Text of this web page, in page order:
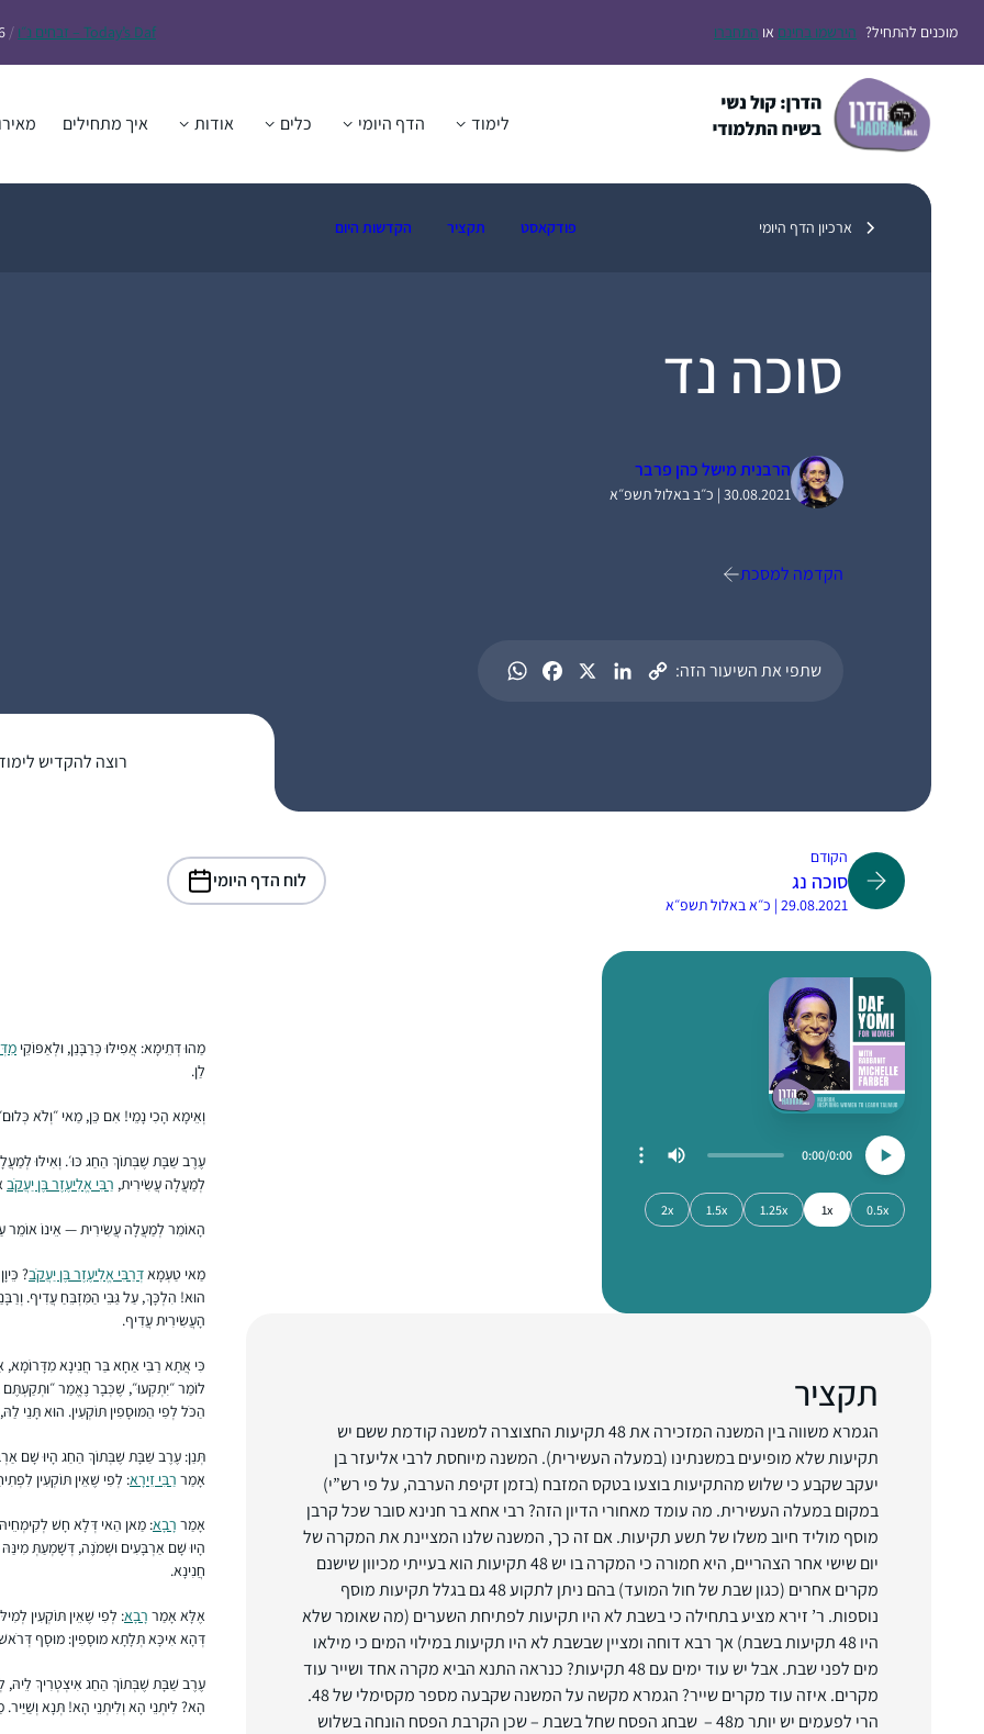
לתוכןמוכנים להתחיל? הירשמו בחינם או התחברו Today’s Daf – זבחים נ״ו /
לימוד הדף היומי כלים אודות איך מתחילים
ארכיון הדף היומי פודקאסט תקציר הקדשות היום
סוכה נד
הרבנית מישל כהן פרבר
30.08.2021 | כ״ב באלול תשפ״א
הקדמה למסכת
שתפי את השיעור הזה:
רוצה להקדיש
הקודם
סוכה נג
29.08.2021 | כ״א באלול תשפ״א
לוח הדף היומי
0:00
0:00
0.5x
1x
1.25x
1.5x
2x
תקציר
הגמרא משווה בין המשנה המזכירה את 48 תקיעות החצוצרה למשנה קודמת ששם יש
תקיעות שלא מופיעים במשנתינו (במעלה העשירית). המשנה מיוחסת לרבי אליעזר בן
יעקב שקבע כי שלוש מהתקיעות בוצעו בטקס המזבח (בזמן זקיפת הערבה, על פי רש”י)
במקום במעלה העשירית. מה עומד מאחורי הדיון הזה? רבי אחא בר חנינא סובר שכל קרבן
מוסף מוליד חיוב משלו של תשע תקיעות. אם זה כך, המשנה שלנו המציינת את המקרה של
יום שישי אחר הצהריים, היא חמורה כי המקרה בו יש 48 תקיעות הוא בעייתי מכיוון שישנם
מקרים אחרים (כגון שבת של חול המועד) בהם ניתן לתקוע 48 גם בגלל תקיעות מוסף
נוספות. ר’ זירא מציע בתחילה כי בשבת לא היו תקיעות לפתיחת השערים (מה שאומר שלא
היו 48 תקיעות בשבת) אך רבא דוחה ומציין שבשבת לא היו תקיעות במילוי המים כי מילאו
מים לפני שבת. אבל יש עוד ימים עם 48 תקיעות? כנראה התנא הביא מקרה אחד ושייר עוד
מקרים. איזה עוד מקרים שייר? הגמרא מקשה על המשנה שקבעה מספר מקסימלי של 48.
הרי לפעמים יש יותר מ48 – שבחג הפסח שחל בשבת – שכן הקרבת הפסח הונחה בשלוש
מַהוּ דְּתֵימָא: אֲפִילּוּ כְּרַבָּנַן, וּלְאַפּוֹקֵי
לַן.
וְאֵימָא הָכִי נָמֵי! אִם כֵּן, מַאי ״וְלֹא
עֶרֶב שַׁבָּת שֶׁבְּתוֹךְ הַחַג כּוּ׳. וְאִילּוּ
לְמַעֲלָה עֲשִׂירִית, רַבִּי אֱלִיעֶזֶר בֶּן יַעֲקֹב
הָאוֹמֵר לְמַעֲלָה עֲשִׂירִית — אֵינוֹ אוֹמֵר
מַאי טַעְמָאדְּרַבִּי אֱלִיעֶזֶר בֶּן יַעֲקֹב?
הוּא! הִלְכָּךְ, עַל גַּבֵּי הַמִּזְבֵּחַ עֲדִיף.
הָעֲשִׂירִית עֲדִיף.
כִּי אֲתָא רַבִּי אַחָא בַּר חֲנִינָא מִדָּרוֹמָא,
לוֹמַר ״יִתְקְעוּ״, שֶׁכְּבָר נֶאֱמַר ״וּתְקַעְתֶּם
הַכֹּל לְפִי הַמּוּסָפִין תּוֹקְעִין. הוּא תָּנֵי
תְּנַן: עֶרֶב שַׁבָּת שֶׁבְּתוֹךְ הַחַג הָיוּ שָׁם
אָמַר רַבִּי זֵירָא: לְפִי שֶׁאֵין תּוֹקְעִין
אָמַר רָבָא: מַאן הַאי דְּלָא חָשׁ לְקִימְחֵיהּ!
הָיוּ שָׁם אַרְבָּעִים וּשְׁמֹנֶה, דְּשָׁמְעַתְּ
חֲנִינָא.
אֶלָּא אָמַר רָבָא: לְפִי שֶׁאֵין תּוֹקְעִין
דְּהָא אִיכָּא תְּלָתָא מוּסָפִין: מוּסָף
עֶרֶב שַׁבָּת שֶׁבְּתוֹךְ הַחַג אִיצְטְרִיךְ לֵיהּ,
הָא? לִיתְנֵי הָא וְלִיתְנֵי הָא! תְּנָא וְשַׁיַּיר.